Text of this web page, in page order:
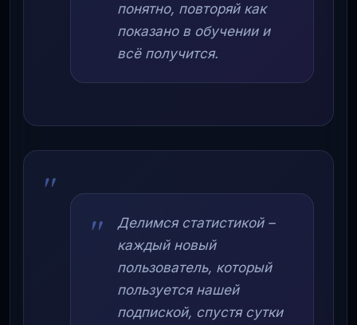
понятно, повторяй как
показано в обучении и
всё получится.
Делимся статистикой –
каждый новый
пользователь, который
пользуется нашей
подпиской, спустя сутки